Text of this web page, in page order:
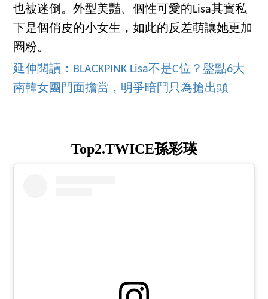
也被迷倒。外型美豔、個性可愛的Lisa其實私
下是個俏皮的小女生，如此的反差萌讓她更加
圈粉。
延伸閱讀：BLACKPINK Lisa不是C位？盤點6大
南韓女團門面擔當，明爭暗鬥只為搶出頭
Top2.TWICE孫彩瑛